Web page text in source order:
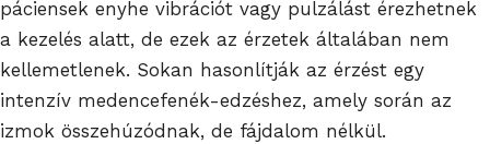
páciensek enyhe vibrációt vagy pulzálást érezhetnek
a kezelés alatt, de ezek az érzetek általában nem
kellemetlenek. Sokan hasonlítják az érzést egy
intenzív medencefenék-edzéshez, amely során az
izmok összehúzódnak, de fájdalom nélkül.